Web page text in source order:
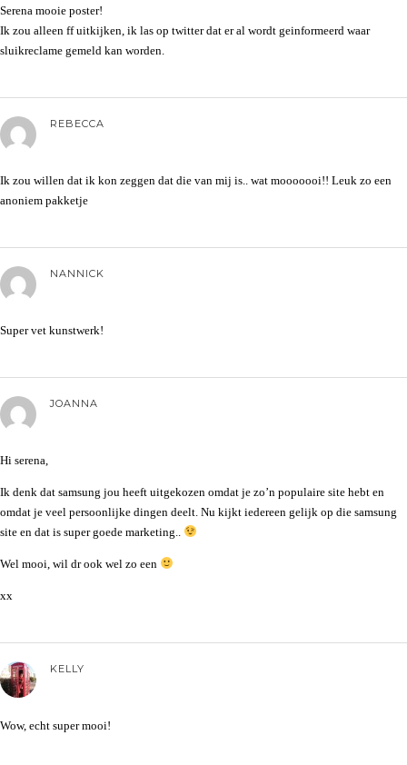
Serena mooie poster!
Ik zou alleen ff uitkijken, ik las op twitter dat er al wordt geinformeerd waar
sluikreclame gemeld kan worden.
REBECCA
Ik zou willen dat ik kon zeggen dat die van mij is.. wat mooooooi!! Leuk zo een
anoniem pakketje
NANNICK
Super vet kunstwerk!
JOANNA
Hi serena,
Ik denk dat samsung jou heeft uitgekozen omdat je zo’n populaire site hebt en
omdat je veel persoonlijke dingen deelt. Nu kijkt iedereen gelijk op die samsung
site en dat is super goede marketing..
Wel mooi, wil dr ook wel zo een
xx
KELLY
Wow, echt super mooi!